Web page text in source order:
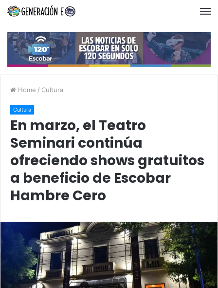
Home / Cultura
Cultura
En marzo, el Teatro
Seminari continúa
ofreciendo shows gratuitos
a beneficio de Escobar
Hambre Cero